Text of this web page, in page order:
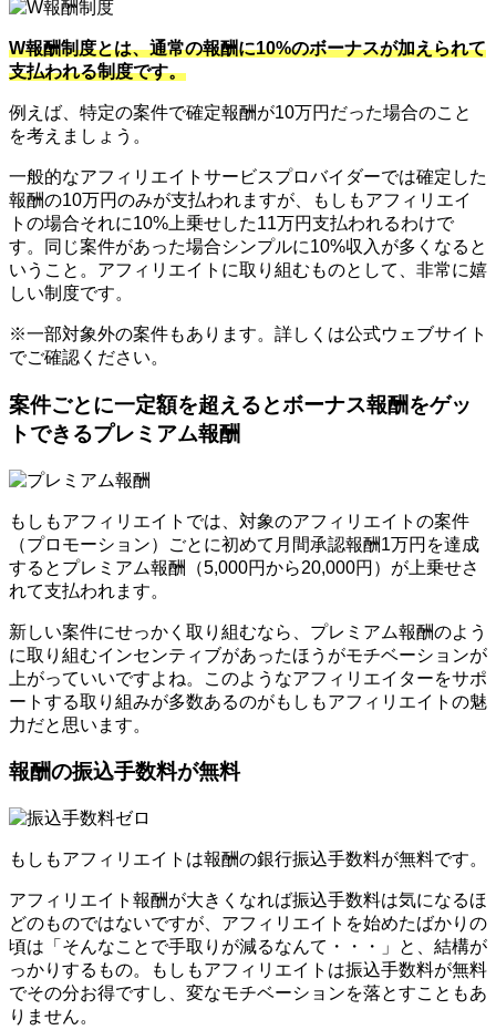
W報酬制度とは、通常の報酬に10%のボーナスが加えられて
支払われる制度です。
例えば、特定の案件で確定報酬が10万円だった場合のこと
を考えましょう。
一般的なアフィリエイトサービスプロバイダーでは確定した
報酬の10万円のみが支払われますが、もしもアフィリエイ
トの場合それに10%上乗せした11万円支払われるわけで
す。同じ案件があった場合シンプルに10%収入が多くなると
いうこと。アフィリエイトに取り組むものとして、非常に嬉
しい制度です。
※一部対象外の案件もあります。詳しくは公式ウェブサイト
でご確認ください。
案件ごとに一定額を超えるとボーナス報酬をゲッ
トできるプレミアム報酬
もしもアフィリエイトでは、対象のアフィリエイトの案件
（プロモーション）ごとに初めて月間承認報酬1万円を達成
するとプレミアム報酬（5,000円から20,000円）が上乗せさ
れて支払われます。
新しい案件にせっかく取り組むなら、プレミアム報酬のよう
に取り組むインセンティブがあったほうがモチベーションが
上がっていいですよね。このようなアフィリエイターをサポ
ートする取り組みが多数あるのがもしもアフィリエイトの魅
力だと思います。
報酬の振込手数料が無料
もしもアフィリエイトは報酬の銀行振込手数料が無料です。
アフィリエイト報酬が大きくなれば振込手数料は気になるほ
どのものではないですが、アフィリエイトを始めたばかりの
頃は「そんなことで手取りが減るなんて・・・」と、結構が
っかりするもの。もしもアフィリエイトは振込手数料が無料
でその分お得ですし、変なモチベーションを落とすこともあ
りません。